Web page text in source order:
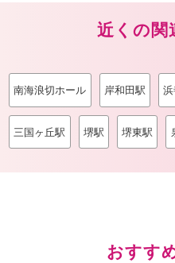
近くの関
南海浪切ホール 岸和田駅
三国ヶ丘駅 堺駅 堺東駅
おすす